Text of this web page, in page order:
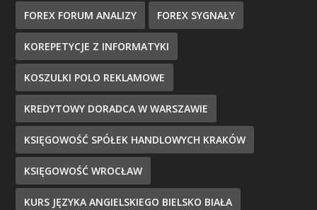
FOREX FORUM ANALIZY FOREX SYGNAŁY
KOREPETYCJE Z INFORMATYKI
KOSZULKI POLO REKLAMOWE
KREDYTOWY DORADCA W WARSZAWIE
KSIĘGOWOŚĆ SPÓŁEK HANDLOWYCH KRAKÓW
KSIĘGOWOŚĆ WROCŁAW
KURS JĘZYKA ANGIELSKIEGO BIELSKO BIAŁA